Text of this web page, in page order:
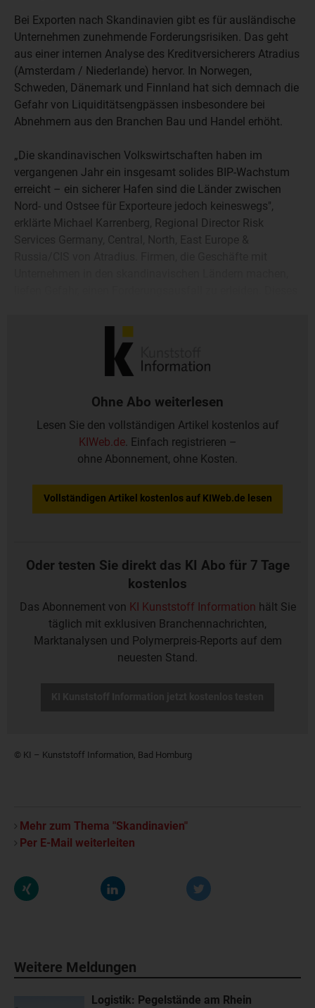
Bei Exporten nach Skandinavien gibt es für ausländische
Unternehmen zunehmende Forderungsrisiken. Das geht
aus einer internen Analyse des Kreditversicherers Atradius
(Amsterdam / Niederlande) hervor. In Norwegen,
Schweden, Dänemark und Finnland hat sich demnach die
Gefahr von Liquiditätsengpässen insbesondere bei
Abnehmern aus den Branchen Bau und Handel erhöht.
„Die skandinavischen Volkswirtschaften haben im
vergangenen Jahr ein insgesamt solides BIP-Wachstum
erreicht – ein sicherer Hafen sind die Länder zwischen
Nord- und Ostsee für Exporteure jedoch keineswegs",
erklärte Michael Karrenberg, Regional Director Risk
Services Germany, Central, North, East Europe &
Ohne Abo weiterlesen
Lesen Sie den vollständigen Artikel kostenlos auf
KIWeb.de. Einfach registrieren –
ohne Abonnement, ohne Kosten.
Vollständigen Artikel kostenlos auf KIWeb.de lesen
Oder testen Sie direkt das KI Abo für 7 Tage
kostenlos
Das Abonnement von KI Kunststoff Information hält Sie
täglich mit exklusiven Branchennachrichten,
Marktanalysen und Polymerpreis-Reports auf dem
neuesten Stand.
© KI – Kunststoff Information, Bad Homburg
Mehr zum Thema "Skandinavien"
Per E-Mail weiterleiten
Weitere Meldungen
Logistik: Pegelstände am Rhein